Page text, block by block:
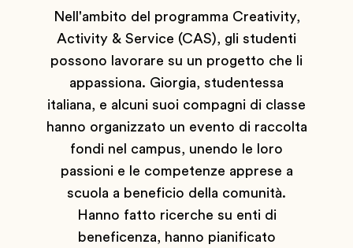
Nell'ambito del programma Creativity,
Activity & Service (CAS), gli studenti
possono lavorare su un progetto che li
appassiona. Giorgia, studentessa
italiana, e alcuni suoi compagni di classe
hanno organizzato un evento di raccolta
fondi nel campus, unendo le loro
passioni e le competenze apprese a
scuola a beneficio della comunità.
Hanno fatto ricerche su enti di
beneficenza, hanno pianificato